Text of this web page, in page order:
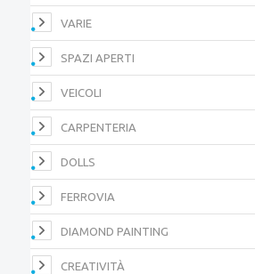
VARIE
SPAZI APERTI
VEICOLI
CARPENTERIA
DOLLS
FERROVIA
DIAMOND PAINTING
CREATIVITÀ